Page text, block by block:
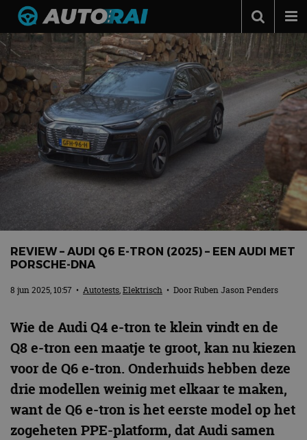
Autonieuws
Podcast
Autotests
Automerken
Adverteren
Contact
MotorRAI.nl
REVIEW – AUDI Q6 E-TRON (2025) – EEN AUDI MET
PORSCHE-DNA
8 jun 2025, 10:57 • Autotests,Elektrisch • DoorRuben Jason Penders
Wie de Audi Q4 e-tron te klein vindt en de
Q8 e-tron een maatje te groot, kan nu kiezen
voor de Q6 e-tron. Onderhuids hebben deze
drie modellen weinig met elkaar te maken,
want de Q6 e-tron is het eerste model op het
zogeheten PPE-platform, dat Audi samen